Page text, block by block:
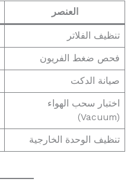
العنصر
تنظيف الفلاتر
فحص ضغط الفريون
صيانة الدكت
اختبار سحب الهواء
(Vacuum)
تنظيف الوحدة الخارجية